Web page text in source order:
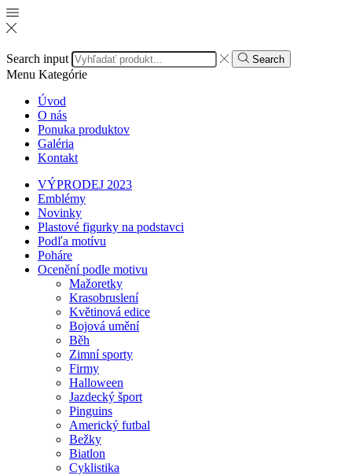
Search input Search
Menu Kategórie
Úvod
O nás
Ponuka produktov
Galéria
Kontakt
VÝPRODEJ 2023
Emblémy
Novinky
Plastové figurky na podstavci
Podľa motívu
Poháre
Ocenění podle motivu
Mažoretky
Krasobruslení
Květinová edice
Bojová umění
Běh
Zimní sporty
Firmy
Halloween
Jazdecký šport
Pinguins
Americký futbal
Bežky
Biatlon
Cyklistika